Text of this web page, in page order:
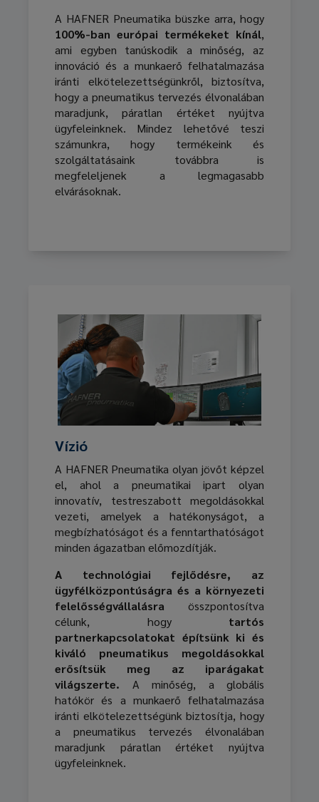
A HAFNER Pneumatika büszke arra, hogy
100%-ban európai termékeket kínál,
ami egyben tanúskodik a minőség, az
innováció és a munkaerő felhatalmazása
iránti elkötelezettségünkről, biztosítva,
hogy a pneumatikus tervezés élvonalában
maradjunk, páratlan értéket nyújtva
ügyfeleinknek. Mindez lehetővé teszi
számunkra, hogy termékeink és
szolgáltatásaink továbbra is
megfeleljenek a legmagasabb
elvárásoknak.
Vízió
A HAFNER Pneumatika olyan jövőt képzel
el, ahol a pneumatikai ipart olyan
innovatív, testreszabott megoldásokkal
vezeti, amelyek a hatékonyságot, a
megbízhatóságot és a fenntarthatóságot
minden ágazatban előmozdítják.
A technológiai fejlődésre, az
ügyfélközpontúságra és a környezeti
felelősségvállalásra összpontosítva
célunk, hogy tartós
partnerkapcsolatokat építsünk ki és
kiváló pneumatikus megoldásokkal
erősítsük meg az iparágakat
világszerte. A minőség, a globális
hatókör és a munkaerő felhatalmazása
iránti elkötelezettségünk biztosítja, hogy
a pneumatikus tervezés élvonalában
maradjunk páratlan értéket nyújtva
ügyfeleinknek.